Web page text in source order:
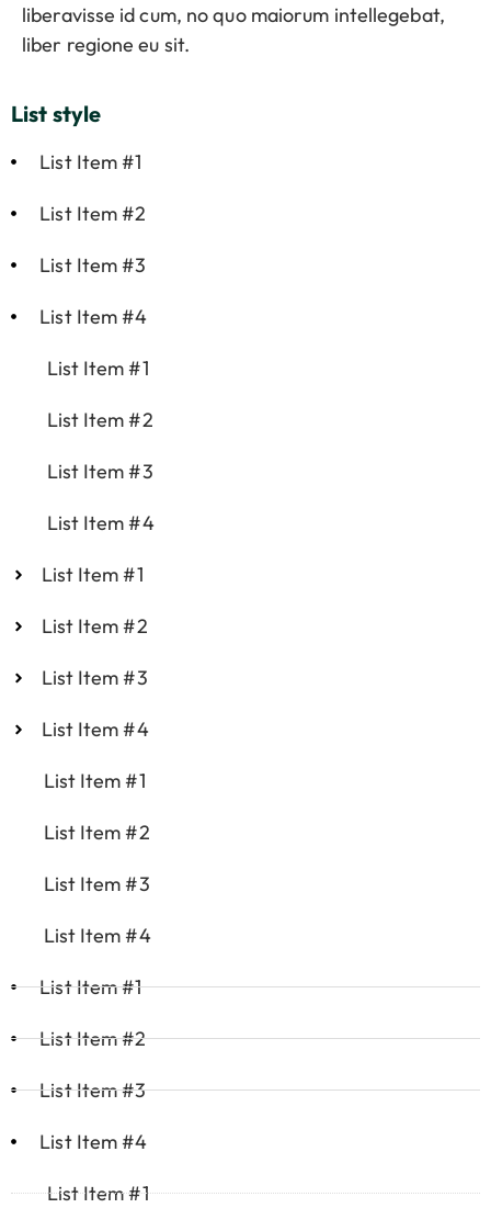
liberavisse id cum, no quo maiorum intellegebat,
liber regione eu sit.
List style
List Item #1
List Item #2
List Item #3
List Item #4
List Item #1
List Item #2
List Item #3
List Item #4
List Item #1
List Item #2
List Item #3
List Item #4
List Item #1
List Item #2
List Item #3
List Item #4
List Item #1
List Item #2
List Item #3
List Item #4
List Item #1